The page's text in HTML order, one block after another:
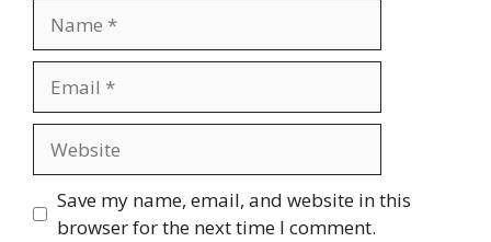
Save my name, email, and website in this
browser for the next time I comment.